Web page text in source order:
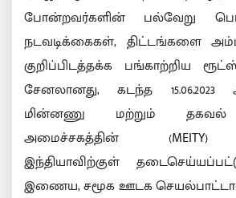
போன்றவர்களின் பல்வேறு
நடவடிக்கைகள், திட்டங்களை
குறிப்பிடத்தக்க பங்காற்றிய
சேனலானது, கடந்த
மின்னணு மற்றும் தகவல்
அமைச்சகத்தின் (MEITY)
இந்தியாவிற்குள்
இணைய, சமூக ஊடக